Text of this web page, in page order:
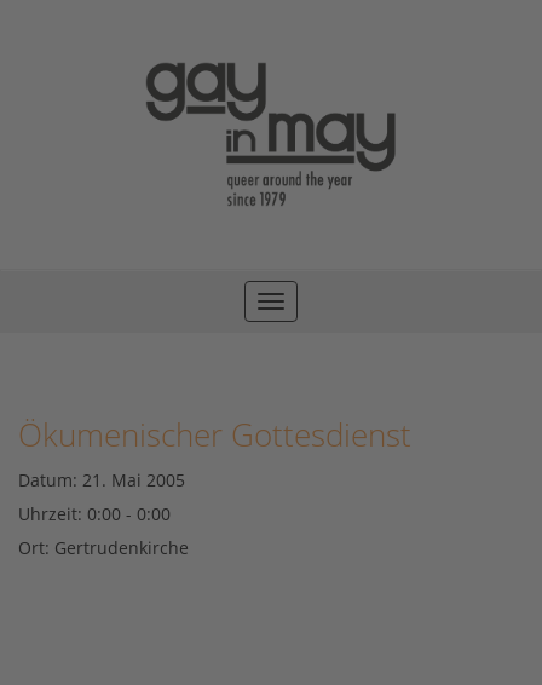
Toggle
Ökumenischer Gottesdienst
Datum: 21. Mai 2005
Uhrzeit: 0:00 - 0:00
Ort: Gertrudenkirche